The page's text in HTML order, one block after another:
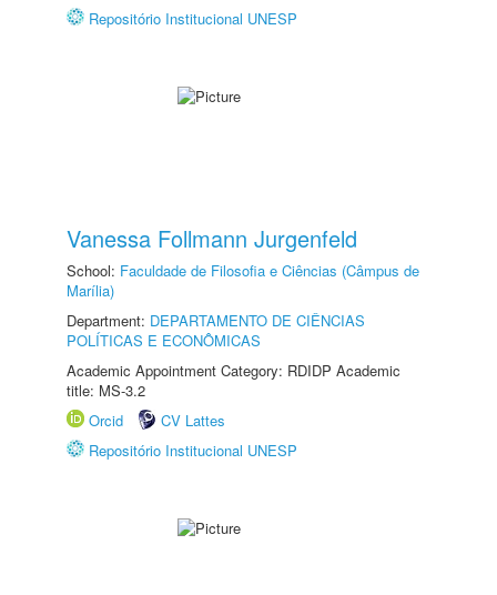
Repositório Institucional UNESP
Vanessa Follmann Jurgenfeld
School: Faculdade de Filosofia e Ciências (Câmpus de
Marília)
Department: DEPARTAMENTO DE CIÊNCIAS
POLÍTICAS E ECONÔMICAS
Academic Appointment Category: RDIDP Academic
title: MS-3.2
Orcid
CV Lattes
Repositório Institucional UNESP